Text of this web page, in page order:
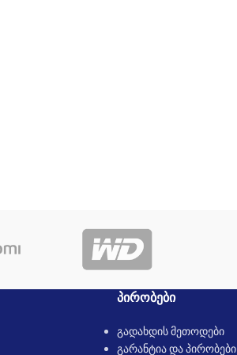
ᲞᲘᲠᲝᲑᲔᲑᲘ
გადახდის მეთოდები
გარანტია და პირობები